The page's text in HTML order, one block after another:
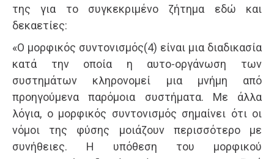
της για το συγκεκριμένο ζήτημα εδώ και
δεκαετίες:
«Ο μορφικός συντονισμός(4) είναι μια διαδικασία
κατά την οποία η αυτο-οργάνωση των
συστημάτων κληρονομεί μια μνήμη από
προηγούμενα παρόμοια συστήματα. Με άλλα
λόγια, ο μορφικός συντονισμός σημαίνει ότι οι
νόμοι της φύσης μοιάζουν περισσότερο με
συνήθειες. Η υπόθεση του μορφικού